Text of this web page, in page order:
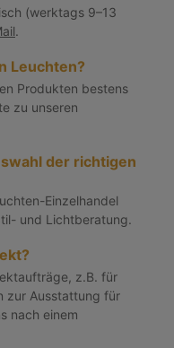
(werktags 9–13
.
Leuchten?
Produkten bestens
zu unseren
der richtigen
Einzelhandel
und Lichtberatung.
z.B. für
zur Ausstattung für
nach einem